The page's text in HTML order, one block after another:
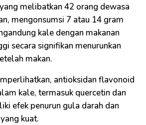
melibatkan 42 orang dewasa
mengonsumsi 7 atau 14 gram
kale dengan makanan
secara signifikan menurunkan
makan.
antioksidan flavonoid
kale, termasuk quercetin dan
efek penurun gula darah dan
kuat.